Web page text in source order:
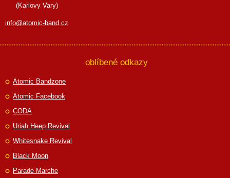
(Karlovy Vary)
info@atomic-band.cz
oblíbené odkazy
Atomic Bandzone
Atomic Facebook
CODA
Uriah Heep Revival
Whitesnake Revival
Black Moon
Parade Marche